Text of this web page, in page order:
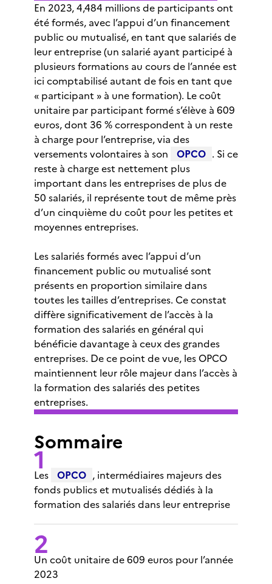
En 2023, 4,484 millions de participants ont
été formés, avec l’appui d’un financement
public ou mutualisé, en tant que salariés de
leur entreprise (un salarié ayant participé à
plusieurs formations au cours de l’année est
ici comptabilisé autant de fois en tant que
« participant » à une formation). Le coût
unitaire par participant formé s’élève à 609
euros, dont 36 % correspondent à un reste
à charge pour l’entreprise, via des
versements volontaires à son
OPCO . Si ce
reste à charge est nettement plus
important dans les entreprises de plus de
50 salariés, il représente tout de même près
d’un cinquième du coût pour les petites et
moyennes entreprises.
Les salariés formés avec l’appui d’un
financement public ou mutualisé sont
présents en proportion similaire dans
toutes les tailles d’entreprises. Ce constat
diffère significativement de l’accès à la
formation des salariés en général qui
bénéficie davantage à ceux des grandes
entreprises. De ce point de vue, les OPCO
maintiennent leur rôle majeur dans l’accès à
la formation des salariés des petites
entreprises.
Sommaire
Les OPCO , intermédiaires majeurs des
fonds publics et mutualisés dédiés à la
formation des salariés dans leur entreprise
Un coût unitaire de 609 euros pour l’année
2023